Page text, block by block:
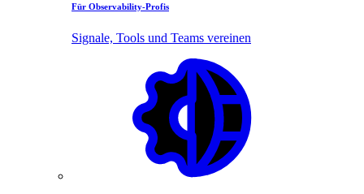
Für Observability-Profis
Signale, Tools und Teams vereinen